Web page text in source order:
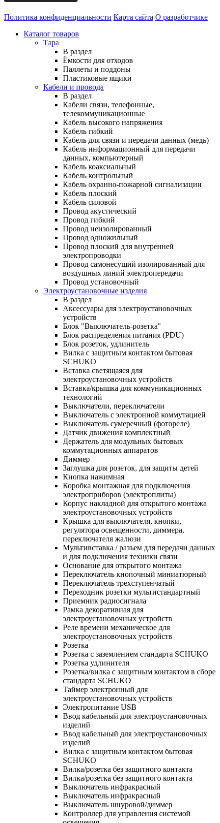
Политика конфиденциальности Карта сайта О разработчике
Каталог товаров
Тара
В раздел
Ёмкости для отходов
Паллеты и поддоны
Пластиковые ящики
Кабели и провода
В раздел
Кабели связи, телефонные,
телекоммуникационные
Кабель высокого напряжения
Кабель гибкий
Кабель для связи и передачи данных (медь)
Кабель информационный для передачи
данных, компьютерный
Кабель коаксиальный
Кабель контрольный
Кабель охранно-пожарной сигнализации
Кабель плоский
Кабель силовой
Провод акустический
Провод гибкий
Провод неизолированный
Провод одножильный
Провод плоский для внутренней
электропроводки
Провод самонесущий изолированный для
воздушных линий электропередачи
Провод установочный
Электроустановочные изделия
В раздел
Аксессуары для электроустановочных
устройств
Блок "Выключатель-розетка"
Блок распределения питания (PDU)
Блок розеток, удлинитель
Вилка с защитным контактом бытовая
SCHUKO
Вставка светящаяся для
электроустановочных устройств
Вставка/крышка для коммуникационных
технологий
Выключатели, переключатели
Выключатель с электронной коммутацией
Выключатель сумеречный (фотореле)
Датчик движения комплектный
Держатель для модульных бытовых
коммутационных аппаратов
Диммер
Заглушка для розеток, для защиты детей
Кнопка нажимная
Коробка монтажная для подключения
электроприборов (электроплиты)
Корпус накладной для открытого монтажа
электроустановочных устройств
Крышка для выключателя, кнопки,
регулятора освещенности, диммера,
переключателя жалюзи
Мультивставка / разъем для передачи данных
и для подключения техники связи
Основание для открытого монтажа
Переключатель кнопочный миниатюрный
Переключатель трехступенчатый
Переходник розетки мультистандартный
Приемник радиосигнала
Рамка декоративная для
электроустановочных устройств
Реле времени механическое для
электроустановочных устройств
Розетка
Розетка с заземлением стандарта SCHUKO
Розетка удлинителя
Розетка/вилка с защитным контактом в сборе
стандарта SCHUKO
Таймер электронный для
электроустановочных устройств
Электропитание USB
Ввод кабельный для электроустановочных
изделий
Ввод кабельный для электроустановочных
изделий
Вилка с защитным контактом бытовая
SCHUKO
Вилка/розетка без защитного контакта
Вилка/розетка без защитного контакта
Выключатель инфракрасный
Выключатель инфракрасный
Выключатель шнуровой/диммер
Контроллер для управления системой